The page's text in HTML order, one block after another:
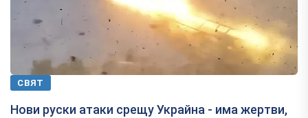
СВЯТ
Нови руски атаки срещу Украйна - има жертви,